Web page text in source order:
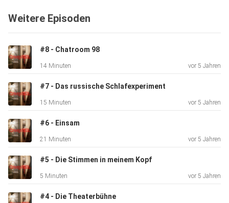
Quelle:
https://creepypasta-wiki.de/ein-ganz-normaler-schultag-
creepypasta
Weitere Episoden
#8 - Chatroom 98
14 Minuten vor 5 Jahren
#7 - Das russische Schlafexperiment
15 Minuten vor 5 Jahren
#6 - Einsam
21 Minuten vor 5 Jahren
#5 - Die Stimmen in meinem Kopf
5 Minuten vor 5 Jahren
#4 - Die Theaterbühne